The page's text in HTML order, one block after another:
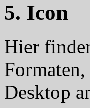
5. Icon
Hier
Desktop